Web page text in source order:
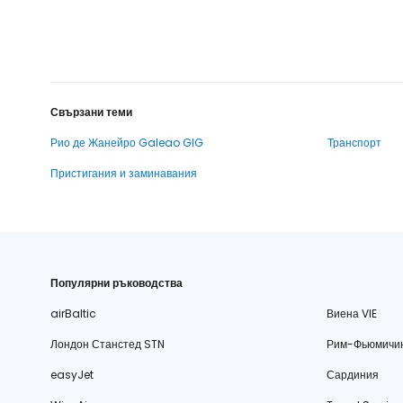
Свързани теми
Рио де Жанейро Galeao GIG
Транспорт
Пристигания и заминавания
Популярни ръководства
airBaltic
Виена VIE
Лондон Станстед STN
Рим-
easyJet
Сардиния